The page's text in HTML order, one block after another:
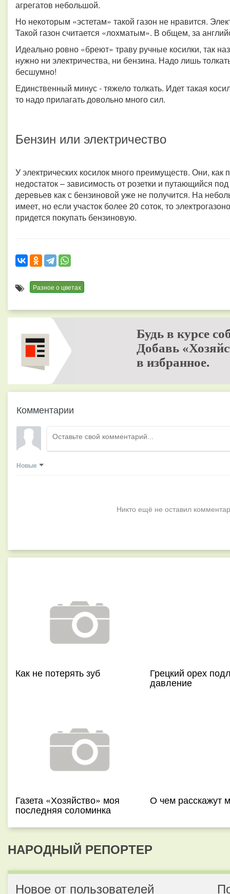
агрегатов небольшой.
Но некоторым «эстетам» такой газон не нравится.
Такой газон считается «лохматым». В общем, за
Идеально ровно «бреют» траву ручные косилки, так
нужно ни электричества, ни бензина. Надо лишь
бесшумно!
Единственный минус - тяжело толкать. Идет такая
то надо прилагать довольно много сил.
Бензин или электричество
У электрических косилок много преимуществ. Они,
недостаток – зависимость от розетки и путающийся
деревьев как с бензиновой уже не получится. На
имеет, но если участок более 20 соток, то
придется покупать бензиновую.
Разное о цветах
Будь в курсе
Добавь
в избранное.
Комментарии
Новые
Никто ещё не оставил
Как не потерять зуб Грецкий орех
давление
Газета «Хозяйство» моя
последняя соломинка
О чем расскажут
НАРОДНЫЙ РЕПОРТЕР
Новое от пользователей